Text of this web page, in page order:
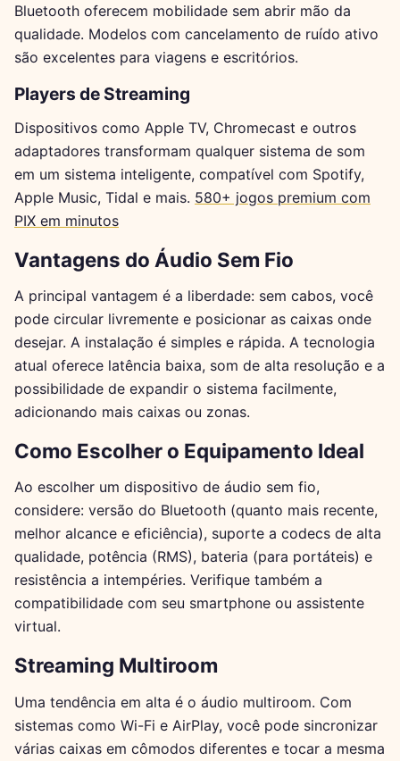
Bluetooth oferecem mobilidade sem abrir mão da
qualidade. Modelos com cancelamento de ruído ativo
são excelentes para viagens e escritórios.
Players de Streaming
Dispositivos como Apple TV, Chromecast e outros
adaptadores transformam qualquer sistema de som
em um sistema inteligente, compatível com Spotify,
Apple Music, Tidal e mais. 580+ jogos premium com
PIX em minutos
Vantagens do Áudio Sem Fio
A principal vantagem é a liberdade: sem cabos, você
pode circular livremente e posicionar as caixas onde
desejar. A instalação é simples e rápida. A tecnologia
atual oferece latência baixa, som de alta resolução e a
possibilidade de expandir o sistema facilmente,
adicionando mais caixas ou zonas.
Como Escolher o Equipamento Ideal
Ao escolher um dispositivo de áudio sem fio,
considere: versão do Bluetooth (quanto mais recente,
melhor alcance e eficiência), suporte a codecs de alta
qualidade, potência (RMS), bateria (para portáteis) e
resistência a intempéries. Verifique também a
compatibilidade com seu smartphone ou assistente
virtual.
Streaming Multiroom
Uma tendência em alta é o áudio multiroom. Com
sistemas como Wi-Fi e AirPlay, você pode sincronizar
várias caixas em cômodos diferentes e tocar a mesma